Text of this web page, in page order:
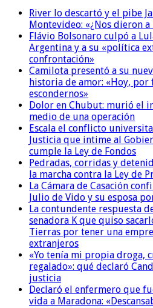
River lo descartó y el pibe
Montevideo: «¿Nos dieron a
Flávio Bolsonaro culpó a
Argentina y a su «política
confrontación»
Camilota presentó a su
historia de amor: «Hoy,
escondernos»
Dolor en Chubut: murió el
medio de una operación
Escala el conflicto
Justicia que intime al
cumple la Ley de Fondos
Pedradas, corridas y
la marcha contra la Ley de
La Cámara de Casación
Julio de Vido y su esposa
La contundente respuesta
senadora K que quiso
Tierras por tener una
extranjeros
«Yo tenía mi propia droga,
regalado»: qué declaró
justicia
Declaró el enfermero que
vida a Maradona: